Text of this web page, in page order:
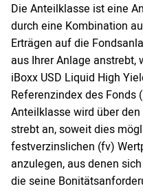
Die Anteilklasse ist eine
durch eine Kombination
Erträgen auf die
aus Ihrer Anlage
iBoxx USD Liquid High
Referenzindex des Fonds
Anteilklasse wird über
strebt an, soweit dies
festverzinslichen (fv)
anzulegen, aus denen
die seine